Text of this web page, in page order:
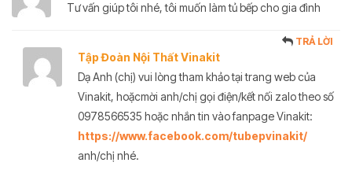
Tư vấn giúp tôi nhé, tôi muốn làm tủ bếp cho gia đình
Tập Đoàn Nội Thất Vinakit
TRẢ LỜI
Dạ Anh (chị) vui lòng tham khảo tại trang web của
Vinakit, hoặcmời anh/chị gọi điện/kết nối zalo theo số
0978566535 hoặc nhắn tin vào fanpage Vinakit:
https://www.facebook.com/tubepvinakit/
anh/chị nhé.